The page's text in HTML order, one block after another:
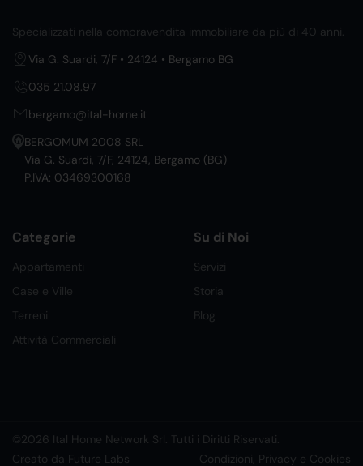
Specializzati nella compravendita immobiliare da più di 40 anni.
Via G. Suardi, 7/F • 24124 • Bergamo BG
035 21.08.97
bergamo@ital-home.it
BERGOMUM 2008 SRL
Via G. Suardi, 7/F, 24124, Bergamo (BG)
P.IVA: 03469300168
Categorie
Appartamenti
Case e Ville
Terreni
Attività Commerciali
Su di Noi
Servizi
Storia
Blog
©2026 Ital Home Network Srl. Tutti i Diritti Riservati.
Creato da Future Labs
Condizioni, Privacy e Cookies